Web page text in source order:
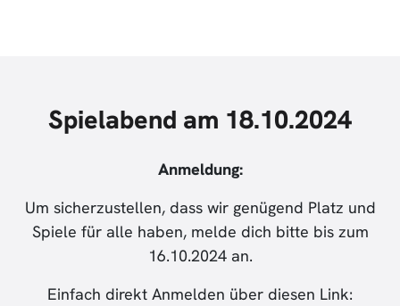
Spielabend am 18.10.2024
Anmeldung:
Um sicherzustellen, dass wir genügend Platz und
Spiele für alle haben, melde dich bitte bis zum
16.10.2024 an.
Einfach direkt Anmelden über diesen Link: